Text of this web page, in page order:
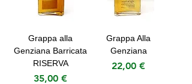
Grappa alla
Genziana Barricata
RISERVA
Prezzo
35,00 €
Grappa Alla
Genziana
Prezzo
22,00 €